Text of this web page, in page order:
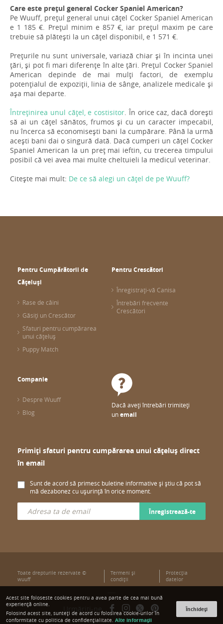
Care este prețul general Cocker Spaniel American?
Pe Wuuff, prețul general unui cățel Cocker Spaniel American
e 1 185 €. Prețul minim e 857 €, iar prețul maxim pe care
trebuie să plătești la un cățel disponibil, e 1 571 €.
Prețurile nu sunt universale, variază chiar și în incinta unei
țări, și pot fi mari diferențe în alte țări. Prețul Cocker Spaniel
American depinde de mai mulți factori, de exemplu
potențialul de expoziții, linia de sânge, analizele medicale și
așa mai departe.
Întreținirea unul cățel, e costisitor . În orice caz, dacă dorești
să ai un cățel sănătos, frumos și cu un caracter impecabil,
nu încerca să economisești bani la cumpărare. Până la urmă
acești bani dai o singură dată. Dacă cumperi un cățel Cocker
Spaniel American la un preț mai ieftin, cu trecerea timpului
posibil că vei avea mai multe cheltuieli la medicul veterinar.
Citește mai mult: De ce să alegi un cățel de pe Wuuff?
Pentru Cumpărătorii de
Cățeluși
Rase de câini
Găsiți un Crescător
Sfaturi pentru cumpărarea
unui cățeluș
Puppy Match
Pentru Crescători
Înregistrați-vă Canisa
Întrebări frecvente
Crescători
Companie
Despre Wuuff
Blog
Dacă aveți întrebări trimiteți
unemail
Primiți sfaturi pentru cumpărarea unui cățeluș direct
în email
Sunt de acord să primesc buletine informative și știu că pot să
mă dezabonez cu ușurință în orice moment.
Înregistrează-te
Toate drepturile rezervate ©
wuuff
Termeni şi
condiţii
Protecţia
datelor
Urmăriți-ne
Acest site foloseste cookies pentru a avea parte de cea mai bună
experiență online.
Folosind acest site, sunteți de acord cu folosirea cookie-urilor în
conformitate cu politica de confidențialitate. Alte informații
Închideți